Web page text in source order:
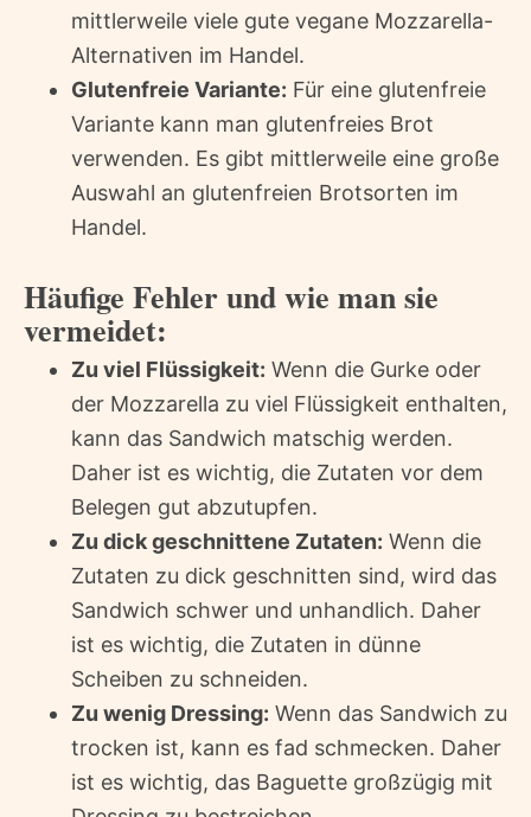
mittlerweile viele gute vegane Mozzarella-
Alternativen im Handel.
Glutenfreie Variante: Für eine glutenfreie
Variante kann man glutenfreies Brot
verwenden. Es gibt mittlerweile eine große
Auswahl an glutenfreien Brotsorten im
Handel.
Häufige Fehler und wie man sie
vermeidet:
Zu viel Flüssigkeit: Wenn die Gurke oder
der Mozzarella zu viel Flüssigkeit enthalten,
kann das Sandwich matschig werden.
Daher ist es wichtig, die Zutaten vor dem
Belegen gut abzutupfen.
Zu dick geschnittene Zutaten: Wenn die
Zutaten zu dick geschnitten sind, wird das
Sandwich schwer und unhandlich. Daher
ist es wichtig, die Zutaten in dünne
Scheiben zu schneiden.
Zu wenig Dressing: Wenn das Sandwich zu
trocken ist, kann es fad schmecken. Daher
ist es wichtig, das Baguette großzügig mit